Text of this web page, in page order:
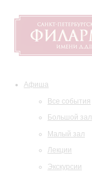
Афиша
Все события
Большой зал
Малый зал
Лекции
Экскурсии